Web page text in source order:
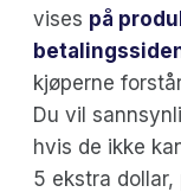
vises på
kjøperne
Du vil
hvis de ikke
5 ekstra